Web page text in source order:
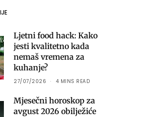
Ljetni food hack: Kako
jesti kvalitetno kada
nemaš vremena za
kuhanje?
27/07/2026 4 MINS READ
Mjesečni horoskop za
avgust 2026 obilježiće